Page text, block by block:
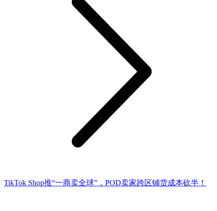
TikTok Shop推“一商卖全球”，POD卖家跨区铺货成本砍半！